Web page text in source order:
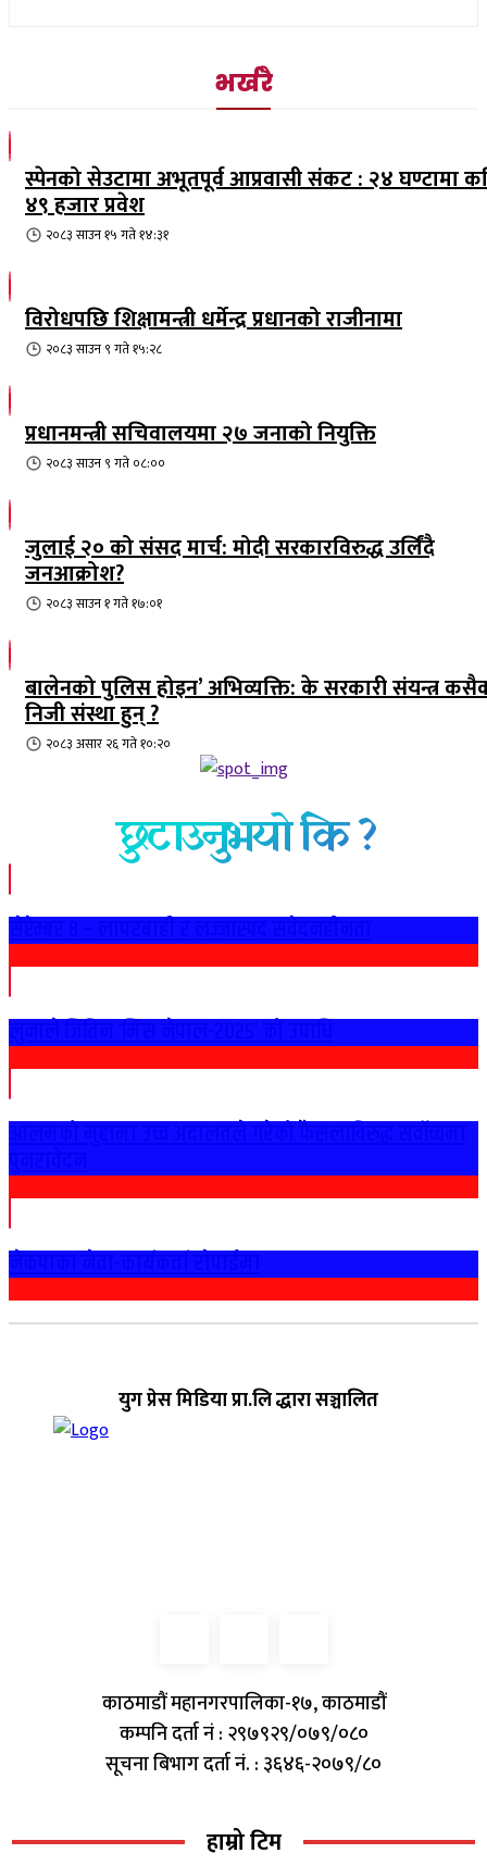
भर्खरै
स्पेनको सेउटामा अभूतपूर्व आप्रवासी संकट : २४ घण्टामा
४९ हजार प्रवेश
२०८३ साउन १५ गते १४:३१
विरोधपछि शिक्षामन्त्री धर्मेन्द्र प्रधानको राजीनामा
२०८३ साउन ९ गते १५:२८
प्रधानमन्त्री सचिवालयमा २७ जनाको नियुक्ति
२०८३ साउन ९ गते ०८:००
जुलाई २० को संसद मार्च: मोदी सरकारविरुद्ध उर्लिंदै
जनआक्रोश?
२०८३ साउन १ गते १७:०१
बालेनको पुलिस होइन’ अभिव्यक्ति: के सरकारी संयन्त्र
निजी संस्था हुन् ?
२०८३ असार २६ गते १०:२०
छुटाउनुभयो कि ?
युग प्रेस मिडिया प्रा.लि द्धारा सञ्चालित
काठमाडौं महानगरपालिका-१७, काठमाडौं
कम्पनि दर्ता नं : २९७९२९/०७९/०८०
सूचना बिभाग दर्ता नं. : ३६४६-२०७९/८०
हाम्रो टिम